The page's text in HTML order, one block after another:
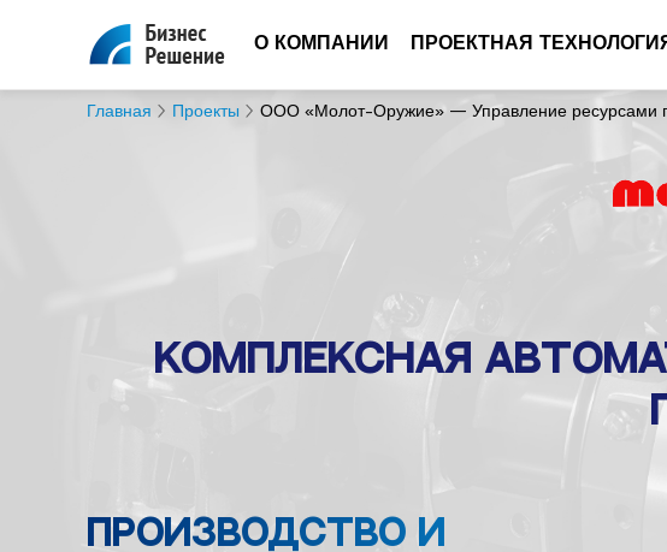
О КОМПАНИИ ПРОЕКТНАЯ
Главная Проекты ООО «Молот-Оружие» — Управление ресурсами
Комплексная
Производство и